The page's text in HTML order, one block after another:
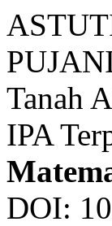
Tanah
IPA
DOI: